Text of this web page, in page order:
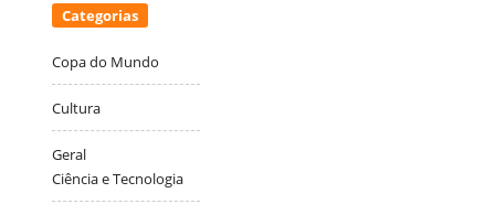
Categorias
Copa do Mundo
Cultura
Geral
Ciência e Tecnologia